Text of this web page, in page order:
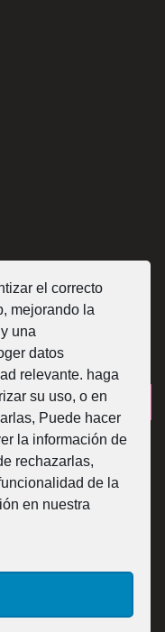
el correcto
mejorando la
una
datos
relevante. haga
su uso, o en
Puede hacer
la información de
rechazarlas,
de la
en nuestra